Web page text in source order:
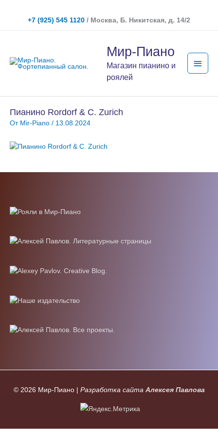
содержимому
+7 (925) 545 1120 / Москва, Б. Никитская, д. 14/2
Мир-Пиано
Магазин пианино и
роялей
меню
Пианино Rordorf & C. Zurich
От Mir-Piano / 13.08.2024
© 2026 Мир-Пиано| Разработка сайта Алексея Павлова